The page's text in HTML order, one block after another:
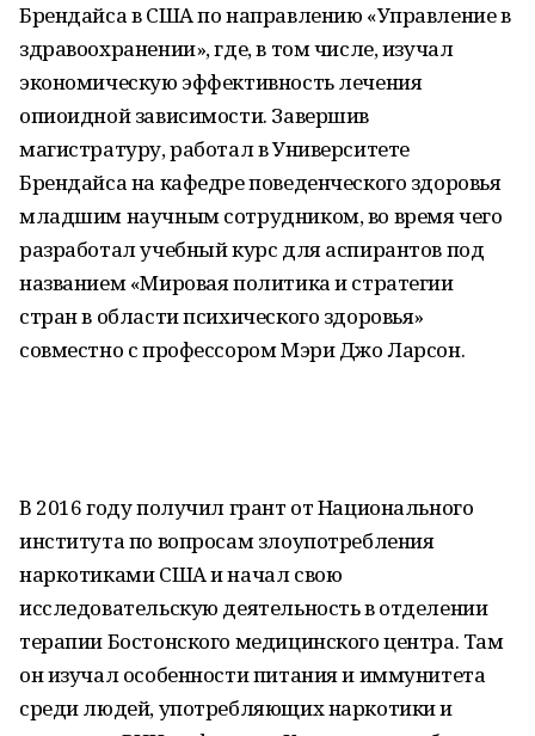
Брендайса в США по направлению «Управление в
здравоохранении», где, в том числе, изучал
экономическую эффективность лечения
опиоидной зависимости. Завершив
магистратуру, работал в Университете
Брендайса на кафедре поведенческого здоровья
младшим научным сотрудником, во время чего
разработал учебный курс для аспирантов под
названием «Мировая политика и стратегии
стран в области психического здоровья»
совместно с профессором Мэри Джо Ларсон.
В 2016 году получил грант от Национального
института по вопросам злоупотребления
наркотиками США и начал свою
исследовательскую деятельность в отделении
терапии Бостонского медицинского центра. Там
он изучал особенности питания и иммунитета
среди людей, употребляющих наркотики и